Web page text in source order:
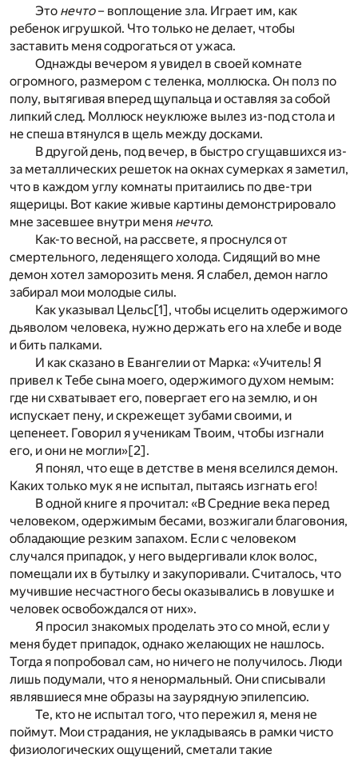
Это нечто– воплощение зла. Играет им, как
ребенок игрушкой. Что только не делает, чтобы
заставить меня содрогаться от ужаса.
Однажды вечером я увидел в своей комнате
огромного, размером с теленка, моллюска. Он полз по
полу, вытягивая вперед щупальца и оставляя за собой
липкий след. Моллюск неуклюже вылез из-под стола и
не спеша втянулся в щель между досками.
В другой день, под вечер, в быстро сгущавшихся из-
за металлических решеток на окнах сумерках я заметил,
что в каждом углу комнаты притаились по две-три
ящерицы. Вот какие живые картины демонстрировало
мне засевшее внутри меня нечто.
Как-то весной, на рассвете, я проснулся от
смертельного, леденящего холода. Сидящий во мне
демон хотел заморозить меня. Я слабел, демон нагло
забирал мои молодые силы.
Как указывал Цельс[1], чтобы исцелить одержимого
дьяволом человека, нужно держать его на хлебе и воде
и бить палками.
И как сказано в Евангелии от Марка: «Учитель! Я
привел к Тебе сына моего, одержимого духом немым:
где ни схватывает его, повергает его на землю, и он
испускает пену, и скрежещет зубами своими, и
цепенеет. Говорил я ученикам Твоим, чтобы изгнали
его, и они не могли»[2].
Я понял, что еще в детстве в меня вселился демон.
Каких только мук я не испытал, пытаясь изгнать его!
В одной книге я прочитал: «В Средние века перед
человеком, одержимым бесами, возжигали благовония,
обладающие резким запахом. Если с человеком
случался припадок, у него выдергивали клок волос,
помещали их в бутылку и закупоривали. Считалось, что
мучившие несчастного бесы оказывались в ловушке и
человек освобождался от них».
Я просил знакомых проделать это со мной, если у
меня будет припадок, однако желающих не нашлось.
Тогда я попробовал сам, но ничего не получилось. Люди
лишь подумали, что я ненормальный. Они списывали
являвшиеся мне образы на заурядную эпилепсию.
Те, кто не испытал того, что пережил я, меня не
поймут. Мои страдания, не укладываясь в рамки чисто
физиологических ощущений, сметали такие